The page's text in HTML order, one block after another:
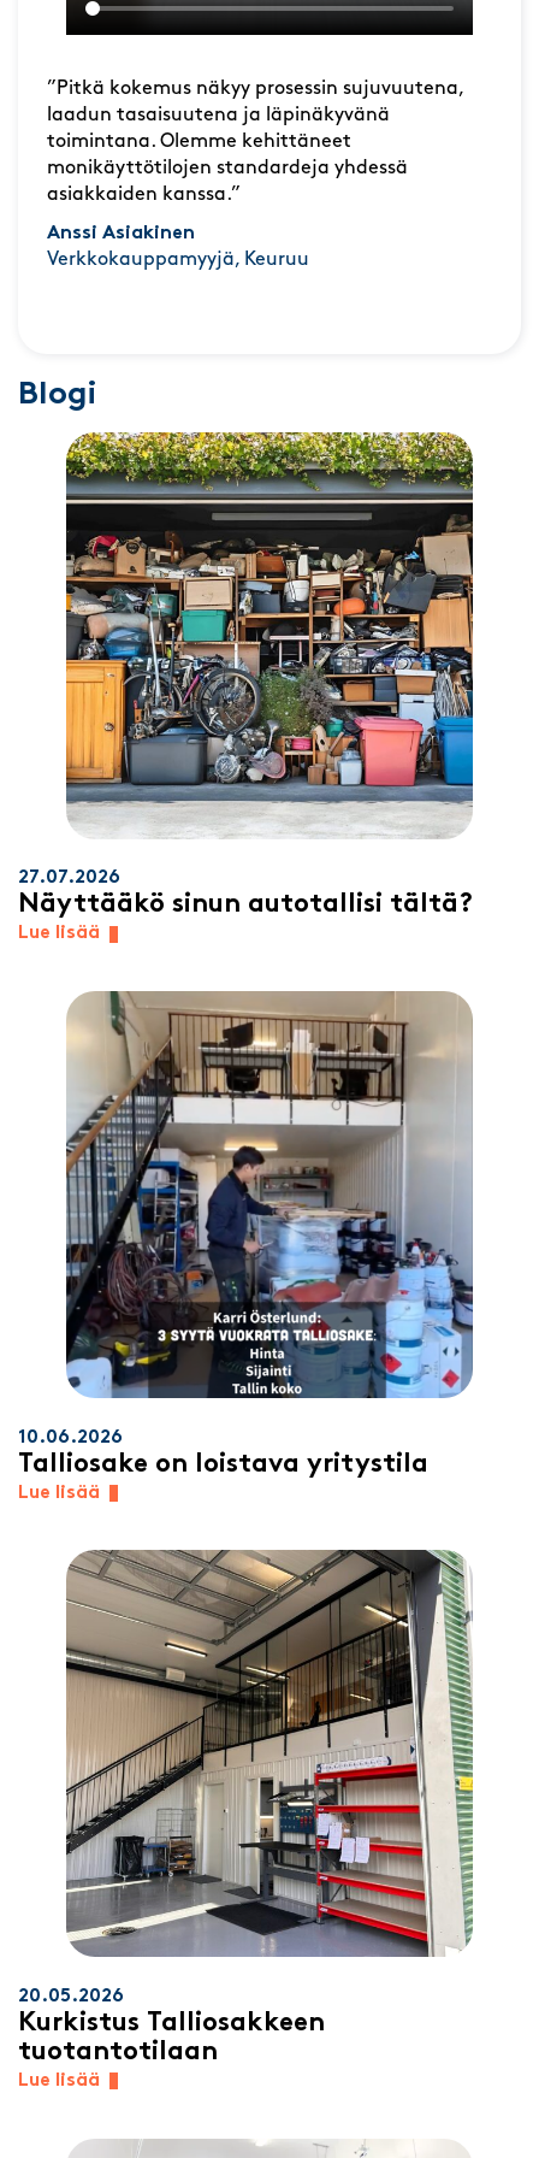
”Pitkä kokemus näkyy prosessin sujuvuutena,
laadun tasaisuutena ja läpinäkyvänä
toimintana. Olemme kehittäneet
monikäyttötilojen standardeja yhdessä
asiakkaiden kanssa.”
Anssi Asiakinen
Verkkokauppamyyjä, Keuruu
Blogi
27.07.2026
Näyttääkö sinun autotallisi tältä?
Lue lisää
10.06.2026
Talliosake on loistava yritystila
Lue lisää
20.05.2026
Kurkistus Talliosakkeen
tuotantotilaan
Lue lisää